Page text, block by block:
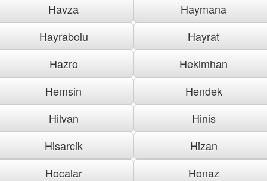
Havza
Haymana
Hayrabolu
Hayrat
Hazro
Hekimhan
Hemsin
Hendek
Hilvan
Hinis
Hisarcik
Hizan
Hocalar
Honaz